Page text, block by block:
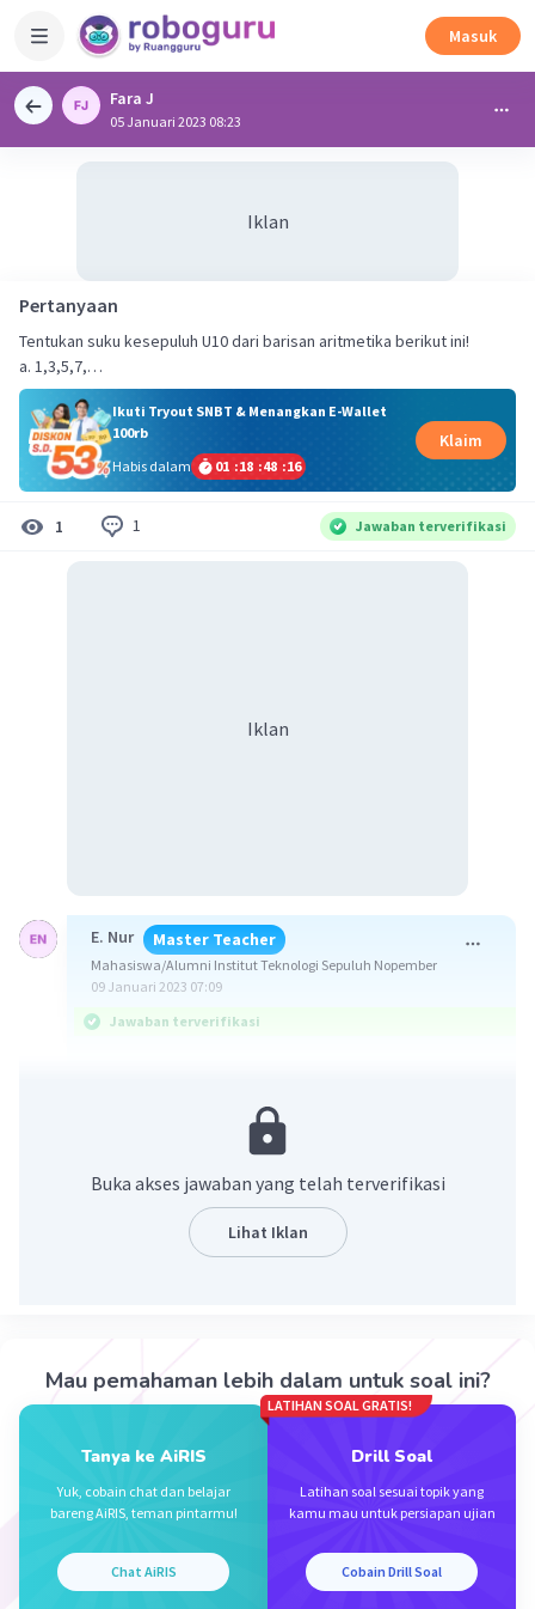
Masuk
Fara J
05 Januari 2023 08:23
Iklan
Pertanyaan
Tentukan suku kesepuluh U10 dari barisan aritmetika berikut ini!
a. 1,3,5,7,…
Ikuti Tryout SNBT & Menangkan E-Wallet
100rb
Habis dalam
01 :18 :48 :15
Klaim
1 1 Jawaban terverifikasi
Iklan
E. Nur Master Teacher
Mahasiswa/Alumni Institut Teknologi Sepuluh Nopember
09 Januari 2023 07:09
Jawaban terverifikasi
Un = a +(n-1)b
Un : suku ke-n
1, 3, 5, 7, ...
Maka
b = U2 - U1 = 3 - 1 = 2
Sehingga
U10 = a +(10 - 1)b
Buka akses jawaban yang telah terverifikasi
Lihat Iklan
Mau pemahaman lebih dalam untuk soal ini?
Tanya ke AiRIS
Yuk, cobain chat dan belajar
bareng AiRIS, teman pintarmu!
Chat AiRIS
LATIHAN SOAL GRATIS!
Drill Soal
Latihan soal sesuai topik yang
kamu mau untuk persiapan ujian
Cobain Drill Soal